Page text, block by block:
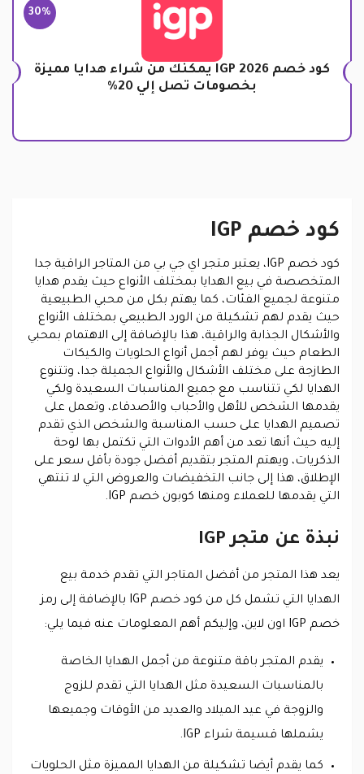
30%
كود خصم IGP 2026 يمكنك من شراء هدايا مميزة
بخصومات تصل إلي 20%
كود خصم IGP
كود خصم IGP، يعتبر متجر اي جي بي من المتاجر الراقية جدا
المتخصصة في بيع الهدايا بمختلف الأنواع حيث يقدم هدايا
متنوعة لجميع الفئات، كما يهتم بكل من محبي الطبيعية
حيث يقدم لهم تشكيلة من الورد الطبيعي بمختلف الأنواع
والأشكال الجذابة والراقية، هذا بالإضافة إلى الاهتمام بمحبي
الطعام حيث يوفر لهم أجمل أنواع الحلويات والكيكات
الطازجة على مختلف الأشكال والأنواع الجميلة جدا، وتتنوع
الهدايا لكي تتناسب مع جميع المناسبات السعيدة ولكي
يقدمها الشخص للأهل والأحباب والأصدقاء، وتعمل على
تصميم الهدايا على حسب المناسبة والشخص الذي تقدم
إليه حيث أنها تعد من أهم الأدوات التي تكتمل بها لوحة
الذكريات، ويهتم المتجر بتقديم أفضل جودة بأقل سعر على
الإطلاق، هذا إلى جانب التخفيضات والعروض التي لا تنتهي
التي يقدمها للعملاء ومنها كوبون خصم IGP.
نبذة عن متجر IGP
يعد هذا المتجر من أفضل المتاجر التي تقدم خدمة بيع
الهدايا التي تشمل كل من كود خصم IGP بالإضافة إلى رمز
خصم IGP اون لاين، وإليكم أهم المعلومات عنه فيما يلي:
يقدم المتجر باقة متنوعة من أجمل الهدايا الخاصة
بالمناسبات السعيدة مثل الهدايا التي تقدم للزوج
والزوجة في عيد الميلاد والعديد من الأوقات وجميعها
يشملها قسيمة شراء IGP.
كما يقدم أيضا تشكيلة من الهدايا المميزة مثل الحلويات